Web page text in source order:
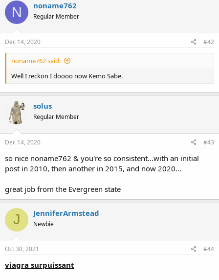
N noname762
Regular Member
Dec 14, 2020 #42
noname762 said:
Well I reckon I doooo now Kemo Sabe.
solus
Regular Member
Dec 14, 2020 #43
so nice noname762 & you're so consistent...with an initial
post in 2010, then another in 2015, and now 2020...
great job from the Evergreen state
J JenniferArmstead
Newbie
Oct 30, 2021 #44
viagra surpuissant